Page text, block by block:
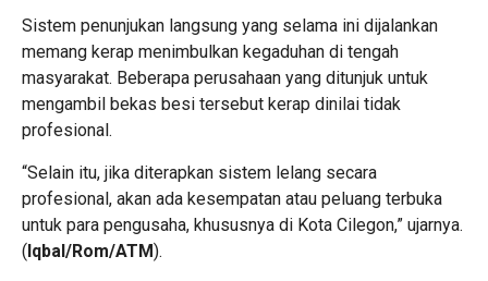
Sistem penunjukan langsung yang selama ini dijalankan
memang kerap menimbulkan kegaduhan di tengah
masyarakat. Beberapa perusahaan yang ditunjuk untuk
mengambil bekas besi tersebut kerap dinilai tidak
profesional.
“Selain itu, jika diterapkan sistem lelang secara
profesional, akan ada kesempatan atau peluang terbuka
untuk para pengusaha, khususnya di Kota Cilegon,” ujarnya.
(Iqbal/Rom/ATM).